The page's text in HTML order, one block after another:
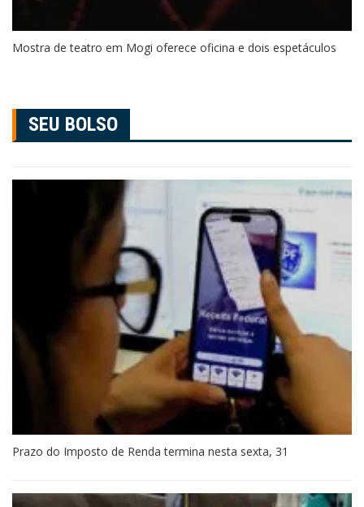
Mostra de teatro em Mogi oferece oficina e dois espetáculos
SEU BOLSO
Prazo do Imposto de Renda termina nesta sexta, 31